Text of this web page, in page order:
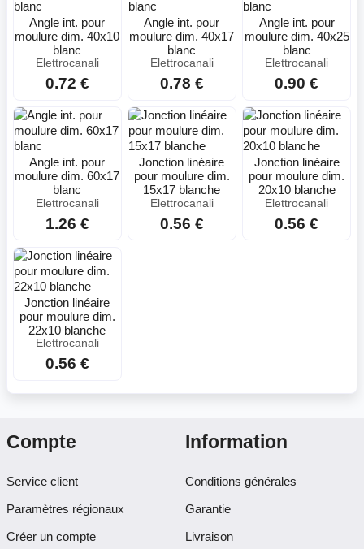
Angle int. pour
moulure dim. 40x10
blanc
Elettrocanali
0.72 €
Angle int. pour
moulure dim. 40x17
blanc
Elettrocanali
0.78 €
Angle int. pour
moulure dim. 40x25
blanc
Elettrocanali
0.90 €
Angle int. pour
moulure dim. 60x17
blanc
Elettrocanali
1.26 €
Jonction linéaire
pour moulure dim.
15x17 blanche
Elettrocanali
0.56 €
Jonction linéaire
pour moulure dim.
20x10 blanche
Elettrocanali
0.56 €
Jonction linéaire
pour moulure dim.
22x10 blanche
Elettrocanali
0.56 €
Compte
Service client
Paramètres régionaux
Créer un compte
Information
Conditions générales
Garantie
Livraison